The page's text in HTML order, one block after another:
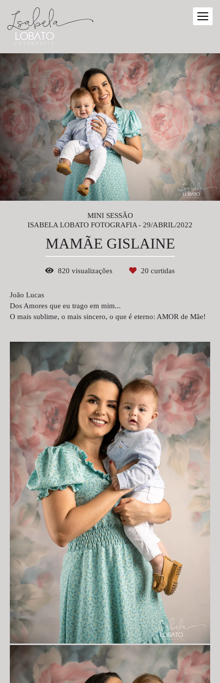
MINI SESSÃO
ISABELA LOBATO FOTOGRAFIA
29/ABRIL/2022
MAMÃE GISLAINE
820 visualizações 20 curtidas
João Lucas
Dos Amores que eu trago em mim...
O mais sublime, o mais sincero, o que é eterno: AMOR de Mãe!